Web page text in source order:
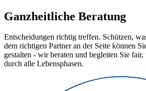
Ganzheitliche Beratung
Entscheidungen richtig treffen. Schützen,
dem richtigen Partner an der Seite können
gestalten - wir beraten und begleiten Sie
durch alle Lebensphasen.